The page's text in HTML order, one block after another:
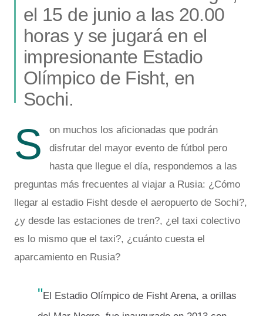
el 15 de junio a las 20.00
horas y se jugará en el
impresionante Estadio
Olímpico de Fisht, en
Sochi.
S
on muchos los aficionadas que podrán
disfrutar del mayor evento de fútbol pero
hasta que llegue el día, respondemos a las
preguntas más frecuentes al viajar a Rusia: ¿Cómo
llegar al estadio Fisht desde el aeropuerto de Sochi?,
¿y desde las estaciones de tren?, ¿el taxi colectivo
es lo mismo que el taxi?, ¿cuánto cuesta el
aparcamiento en Rusia?
"El Estadio Olímpico de Fisht Arena, a orillas